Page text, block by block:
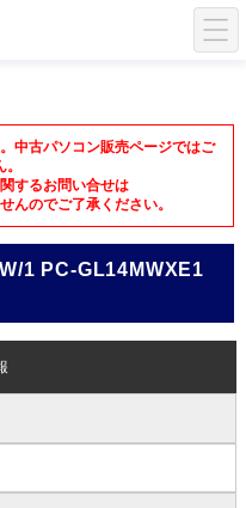
中古パソコン販売ページではご
するお問い合せは
んのでご了承ください。
1 PC-GL14MWXE1